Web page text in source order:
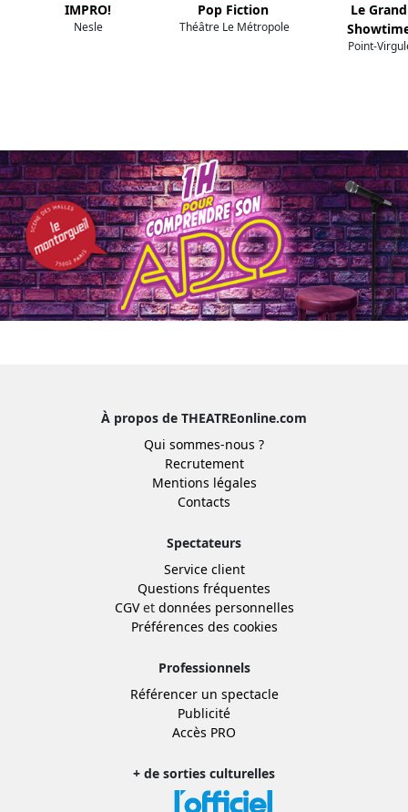
IMPRO!
Nesle
Pop Fiction
Théâtre Le Métropole
Le Grand
Point-
À propos de THEATREonline.com
Qui sommes-nous ?
Recrutement
Mentions légales
Contacts
Spectateurs
Service client
Questions fréquentes
CGVet données personnelles
Préférences des cookies
Professionnels
Référencer un spectacle
Publicité
Accès PRO
+ de sorties culturelles